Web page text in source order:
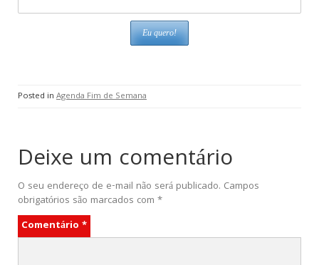
Posted in Agenda Fim de Semana
Deixe um comentário
O seu endereço de e-mail não será publicado. Campos
obrigatórios são marcados com *
Comentário *